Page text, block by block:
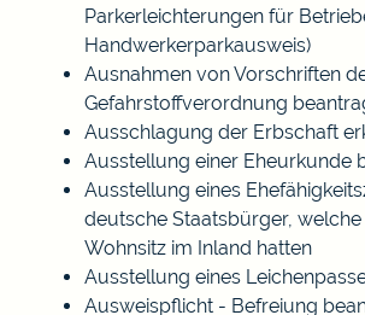
Parkerleichterungen für
Handwerkerparkausweis)
Ausnahmen von Vorschriften
Gefahrstoffverordnung
Ausschlagung der Erbschaft
Ausstellung einer Eheurkunde
Ausstellung eines
deutsche Staatsbürger, welche
Wohnsitz im Inland hatten
Ausstellung eines
Ausweispflicht - Befreiung